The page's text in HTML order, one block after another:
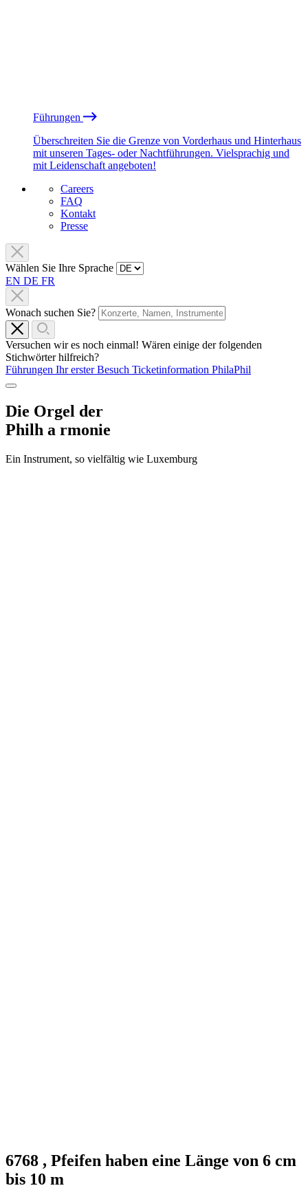
Führungen
Überschreiten Sie die Grenze von Vorderhaus und Hinterhaus
mit unseren Tages- oder Nachtführungen. Vielsprachig und
mit Leidenschaft angeboten!
Careers
FAQ
Kontakt
Presse
Wählen Sie Ihre Sprache
EN DE FR
Wonach suchen Sie?
Versuchen wir es noch einmal! Wären einige der folgenden
Stichwörter hilfreich?
Führungen Ihr erster Besuch Ticketinformation PhilaPhil
Die Orgel der
Philh a rmonie
Ein Instrument, so vielfältig wie Luxemburg
6768 , Pfeifen haben eine Länge von 6 cm
bis 10 m